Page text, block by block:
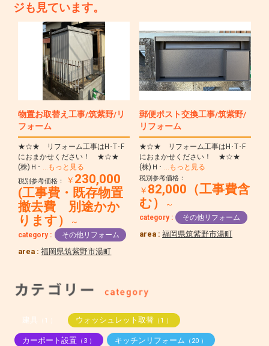
ジも見ています。
物置お取替え工事/筑紫野/リ
フォーム
★☆★ リフォーム工事はH･T･F
におまかせください！ ★☆★
(株)Ｈ･ …もっと見る
税別参考価格： ￥ 230,000
(工事費・既存物置
撤去費 別途かか
ります）
～
category : その他リフォーム
area :福岡県筑紫野市湯町
郵便ポスト交換工事/筑紫野/
リフォーム
★☆★ リフォーム工事はH･T･F
におまかせください！ ★☆★
(株)Ｈ･ …もっと見る
税別参考価格：
￥ 82,000（工事費含
む）
～
category : その他リフォーム
area :福岡県筑紫野市湯町
建具 （1 ） ウォッシュレット取替（1 ）
カーポート設置（3 ） キッチンリフォーム （20 ）